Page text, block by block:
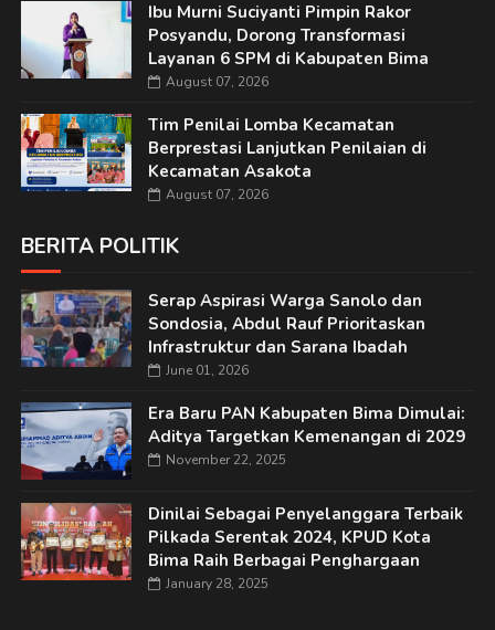
Ibu Murni Suciyanti Pimpin Rakor
Posyandu, Dorong Transformasi
Layanan 6 SPM di Kabupaten Bima
August 07, 2026
Tim Penilai Lomba Kecamatan
Berprestasi Lanjutkan Penilaian di
Kecamatan Asakota
August 07, 2026
BERITA POLITIK
Serap Aspirasi Warga Sanolo dan
Sondosia, Abdul Rauf Prioritaskan
Infrastruktur dan Sarana Ibadah
June 01, 2026
Era Baru PAN Kabupaten Bima Dimulai:
Aditya Targetkan Kemenangan di 2029
November 22, 2025
Dinilai Sebagai Penyelanggara Terbaik
Pilkada Serentak 2024, KPUD Kota
Bima Raih Berbagai Penghargaan
January 28, 2025